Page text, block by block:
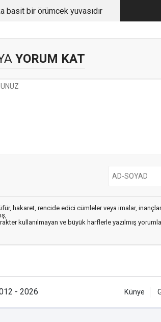
basit bir örümcek yuvasıdır
YORUM KAT
hakaret, rencide edici cümleler veya imalar,
kullanılmayan ve büyük harflerle yazılmış
- 2026 Künye